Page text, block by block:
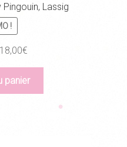
Lassig
!
:
18,00€Le
prix
actuel
est :
panier